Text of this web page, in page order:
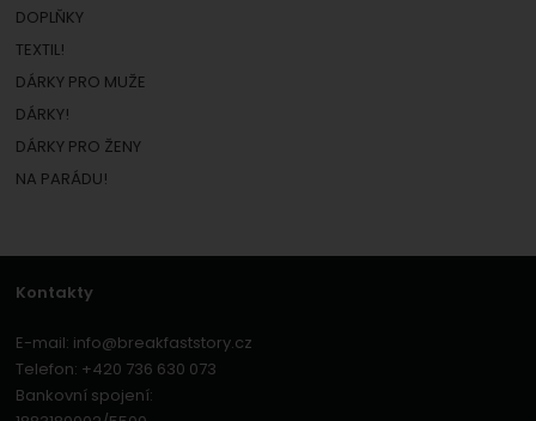
DOPLŇKY
TEXTIL!
DÁRKY PRO MUŽE
DÁRKY!
DÁRKY PRO ŽENY
NA PARÁDU!
Kontakty
E-mail: info@breakfaststory.cz
Telefon: +420 736 630 073
Bankovní spojení: